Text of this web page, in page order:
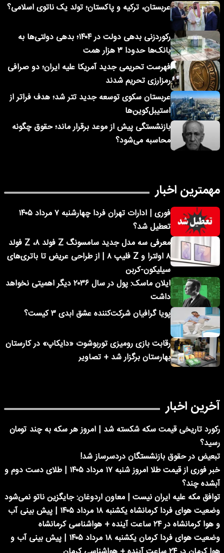
عربستان، ترکیه و پاکستان؛ تولد یک ناتوی اسلامی؟
رکوردزنی بدهی دولت در ۱۴۰۴؛ بدهی دولتی‌ها به
بانک‌ها حدودا ۳ هزار همت
فهرست تحریمی جدید آمریکا علیه ایران؛ دو صرافی
رمزارزی تحریم شدند
عربستان سکوی توسعه جدید تتر شد؛ هدف فراتر از
استیبل‌کوین‌ها
بازنشستگی پیش از موعد برقرار ماند؛ حقوق چگونه
محاسبه می‌شود؟
مهمترین اخبار
فوری | ادارات تهران فردا چهارشنبه ۷ مرداد ۱۴۰۵
تعطیل شد؟
معرفی سه مدل جدید سامسونگ Z فولد ۸، Z فولد
۸ اولترا و Z فلیپ ۸ | از طراحی عریض تا باتری‌های
سیلیکون-کربن
ایلان ماسک: پول در سال ۲۰۳۶ دیگر اهمیتی نخواهد
داشت
پویا گرافیان شرکت‌کننده عشق ابدی ۳ کیست؟
رقابت بازی رومیزی توربوشوت «دایکاپ» در کارستان
بهارستان برگزار شد + تصاویر
آخرین اخبار
رکورد تاریخی قیمت سکه شکسته شد | امروز هر سکه به چند تومان
رسید؟
تبعیض در حقوق بازنشستگان دردسرساز شد!
خبر فوری از قیمت طلا امروز شنبه ۱۷ مرداد ۱۴۰۵ | طلای دست دوم و
آبشده چند؟
توافق مکه علیه ایران نیست | معاون اردوغان: جایگزین ناتو نمی‌شود
وضعیت هوای فردا کرمانشاه یکشنبه ۱۸ مرداد ۱۴۰۵ | پیش بینی آب
و هوا کرمانشاه در ۲۴ ساعت آینده + هواشناسی کرمانشاه
وضعیت هوای فردا کرمان یکشنبه ۱۸ مرداد ۱۴۰۵ | پیش بینی آب و